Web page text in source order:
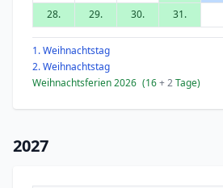
28.
29. 30. 31.
1. Weihnachtstag
2. Weihnachtstag
Weihnachtsferien 2026 (16+ 2Tage)
2027